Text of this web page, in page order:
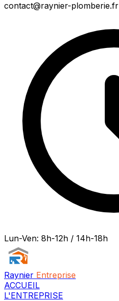
contact@raynier-plomberie.fr
Lun-Ven: 8h-12h / 14h-18h
Raynier Entreprise
ACCUEIL
L'ENTREPRISE